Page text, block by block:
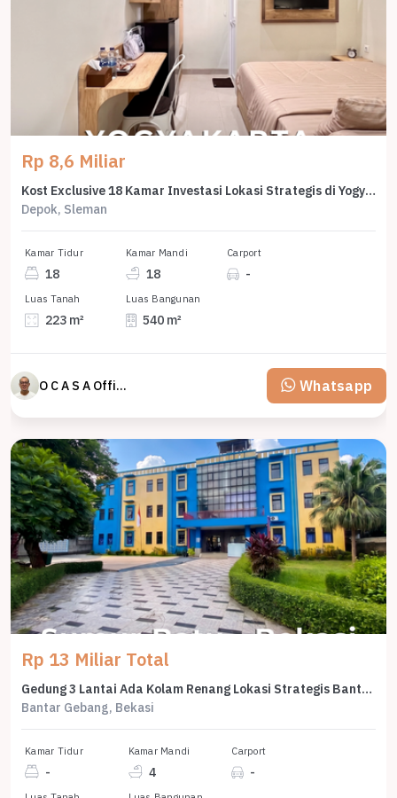
Rp 8,6 Miliar
Kost Exclusive 18 Kamar Investasi Lokasi Strategis di Yogyakarta
Depok, Sleman
Kamar Tidur
18
Kamar Mandi
18
Carport
-
Luas Tanah
223 m²
Luas Bangunan
540 m²
O C A S A Official property perfected Whatsapp
Rp 13 Miliar Total
Gedung 3 Lantai Ada Kolam Renang Lokasi Strategis Bantar Gebang
Bantar Gebang, Bekasi
Kamar Tidur
-
Kamar Mandi
4
Carport
-